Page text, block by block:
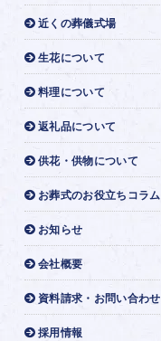
近くの葬儀式場
生花について
料理について
返礼品について
供花・供物について
お葬式のお役立ちコラム
お知らせ
会社概要
資料請求・お問い合わせ
採用情報